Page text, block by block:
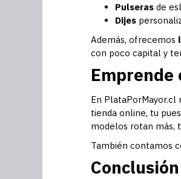
Pulseras de
Dijes
Además, ofrecemos
con poco capital y
Emprende
En PlataPorMayor.cl
tienda online, tu
modelos rotan más,
También contamos
Conclusión